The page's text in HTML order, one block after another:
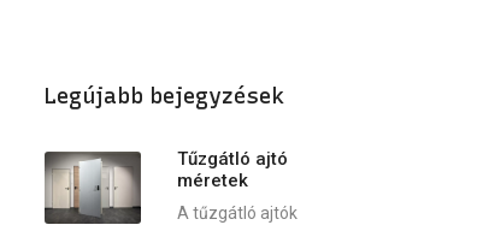
Legújabb bejegyzések
Tűzgátló ajtó
méretek
A tűzgátló ajtók